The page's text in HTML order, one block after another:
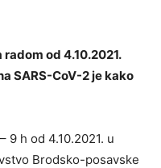
od 4.10.2021.
SARS-CoV-2 je kako
9 h od 4.10.2021. u
Brodsko-posavske